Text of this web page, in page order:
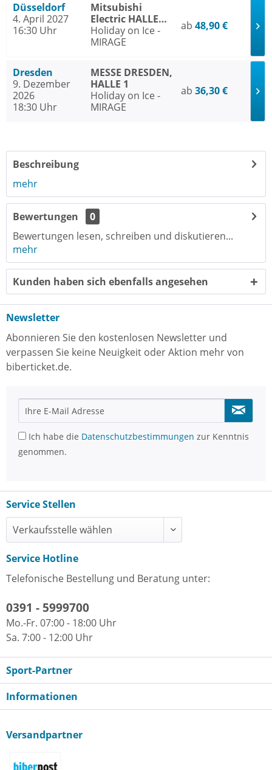
Düsseldorf
4. April 2027
16:30 Uhr
Mitsubishi
Electric HALLE
Düsseldorf
Holiday on Ice -
MIRAGE
ab 48,90 €
Dresden
9. Dezember
2026
18:30 Uhr
MESSE DRESDEN,
HALLE 1
Holiday on Ice -
MIRAGE
ab 36,30 €
Beschreibung
mehr
Bewertungen
0
Bewertungen lesen, schreiben und diskutieren...
mehr
Kunden haben sich ebenfalls angesehen
Newsletter
Abonnieren Sie den kostenlosen Newsletter und
verpassen Sie keine Neuigkeit oder Aktion mehr von
biberticket.de.
Ich habe die Datenschutzbestimmungen zur Kenntnis
genommen.
Service Stellen
Service Hotline
Telefonische Bestellung und Beratung unter:
0391 - 5999700
Mo.-Fr. 07:00 - 18:00 Uhr
Sa. 7:00 - 12:00 Uhr
Sport-Partner
Informationen
Versandpartner